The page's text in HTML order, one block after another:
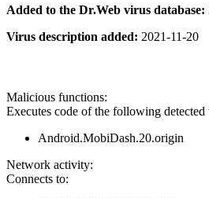
Added to the Dr.Web virus database:
Virus description added: 2021-11-20
Malicious functions:
Executes code of the following detected
Android.MobiDash.20.origin
Network activity:
Connects to: